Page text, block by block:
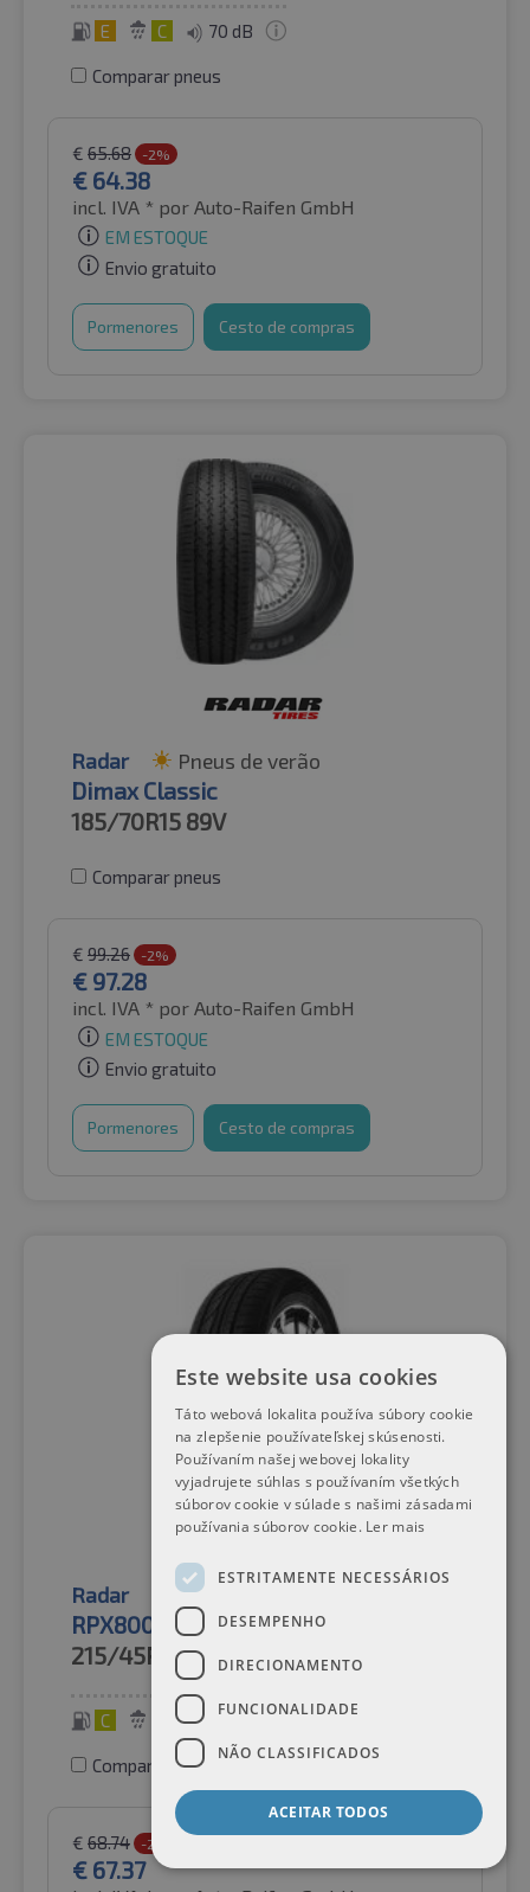
E C 70 dB
Comparar pneus
€ 65.68 -2%
€ 64.38
incl. IVA * por Auto-Raifen GmbH
EM ESTOQUE
Envio gratuito
Pormenores Cesto de compras
Radar Pneus de verão
Dimax Classic
185/70R15 89V
Comparar pneus
€ 99.26 -2%
€ 97.28
incl. IVA * por Auto-Raifen GmbH
EM ESTOQUE
Envio gratuito
Pormenores Cesto de compras
Radar Pneus de verão
RPX800 XL M+S
215/45R1690W
C 72 dB
Comparar pneus
€ 68.74 -2%
€ 67.37
Este website usa cookies
Táto webová lokalita používa súbory cookie
na zlepšenie používateľskej skúsenosti.
Používaním našej webovej lokality
vyjadrujete súhlas s používaním všetkých
súborov cookie v súlade s našimi zásadami
používania súborov cookie. Ler mais
ESTRITAMENTE NECESSÁRIOS
DESEMPENHO
DIRECIONAMENTO
FUNCIONALIDADE
NÃO CLASSIFICADOS
ACEITAR TODOS